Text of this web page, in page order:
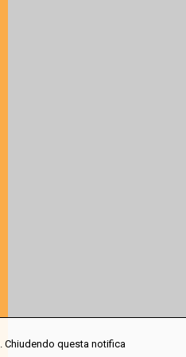
. Chiudendo questa notifica